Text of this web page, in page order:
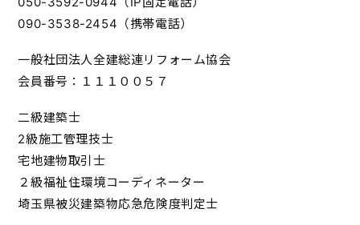
090-3538-2454（携帯電話）
一般社団法人全建総連リフォーム協会
会員番号：１１１００５７
二級建築士
2級施工管理技士
宅地建物取引士
２級福祉住環境コーディネーター
埼玉県被災建築物応急危険度判定士